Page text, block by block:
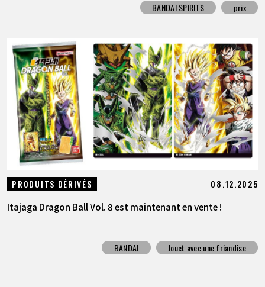
BANDAI SPIRITS
prix
PRODUITS DÉRIVÉS 08.12.2025
Itajaga Dragon Ball Vol. 8 est maintenant en vente !
BANDAI Jouet avec une friandise